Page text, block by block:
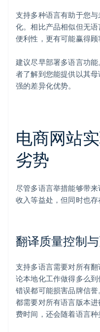
支持多种语言有助于您
化。相比产品相似但无
便利性，更有可能赢得顾
建议尽早部署多语言功
者了解到您能提供以其
强的差异化优势。
电商网站
劣势
尽管多语言举措能够带
收入等益处，但同时也存
翻译质量控制
支持多语言需要对所有
论本地化工作做得多么
错误都可能损害品牌信
都需要对所有语言版本
费时间，还会随着语言种